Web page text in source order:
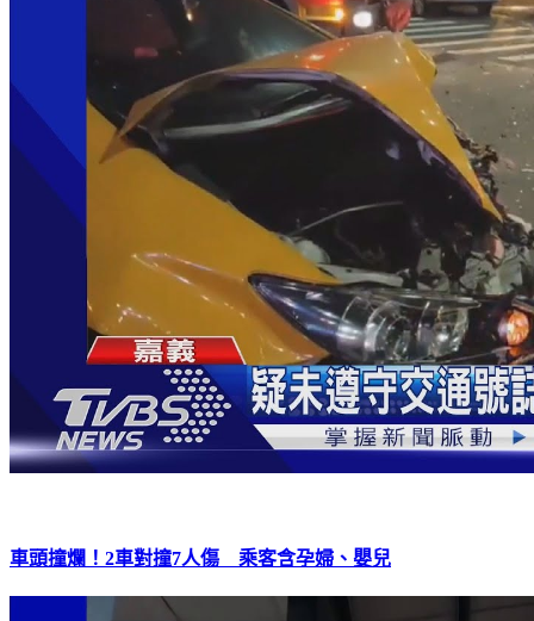
車頭撞爛！2車對撞7人傷 乘客含孕婦、嬰兒